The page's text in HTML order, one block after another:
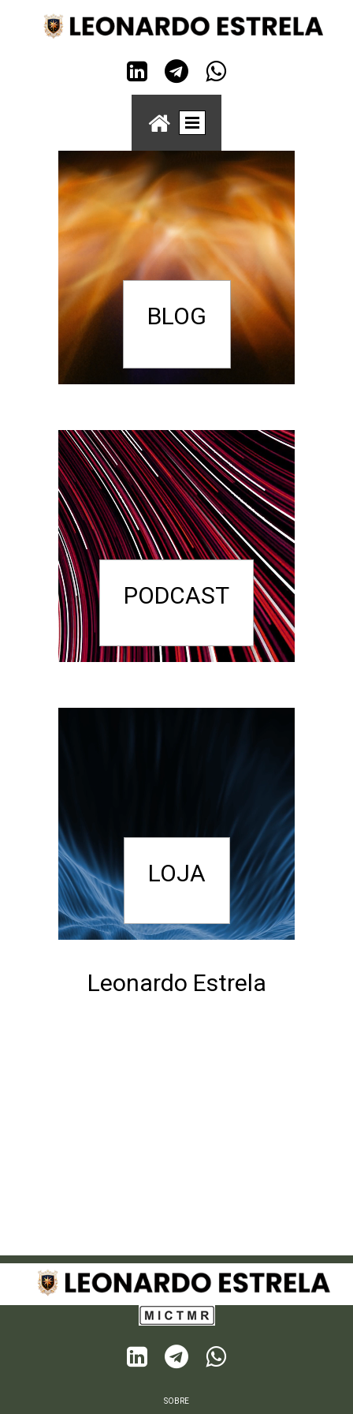
  

BLOG
PODCAST
LOJA
Leonardo Estrela
  
SOBRE